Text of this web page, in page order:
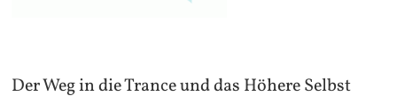
Der Weg in die Trance und das Höhere Selbst